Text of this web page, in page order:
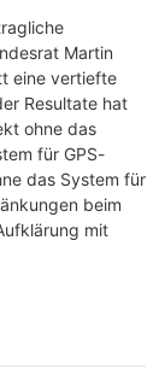
Martin
eine vertiefte
Resultate hat
ohne das
für GPS-
das System für
beim
mit